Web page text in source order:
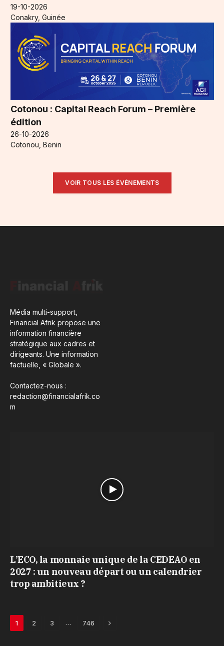
19-10-2026
Conakry, Guinée
Cotonou : Capital Reach Forum – Première
édition
26-10-2026
Cotonou, Benin
VOIR TOUS LES ÉVÉNEMENTS
Média multi-support,
Financial Afrik propose une
information financière
stratégique aux cadres et
dirigeants. Une information
factuelle, « Globale ».
Contactez-nous :
redaction@financialafrik.co
m
L’ECO, la monnaie unique de la CEDEAO en
2027 : un nouveau départ ou un calendrier
trop ambitieux ?
1 2 3 … 746 Next